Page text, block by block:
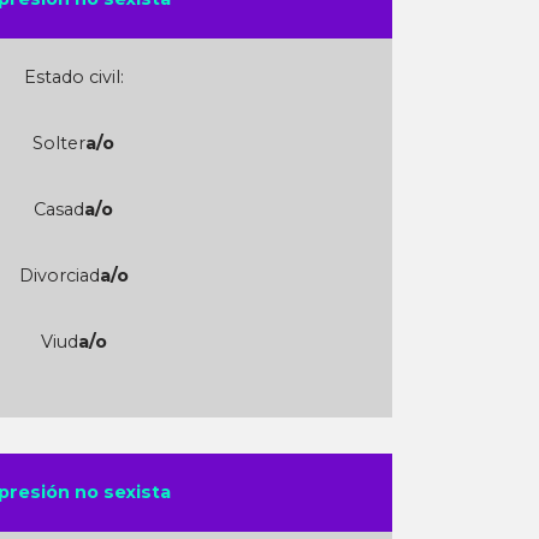
Estado civil:
Soltera/o
Casada/o
Divorciada/o
Viuda/o
no sexista